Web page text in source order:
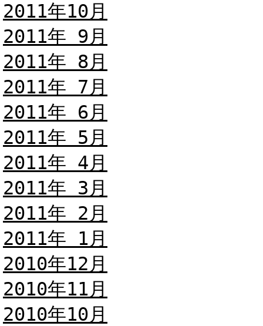
2011年10月
2011年 9月
2011年 8月
2011年 7月
2011年 6月
2011年 5月
2011年 4月
2011年 3月
2011年 2月
2011年 1月
2010年12月
2010年11月
2010年10月